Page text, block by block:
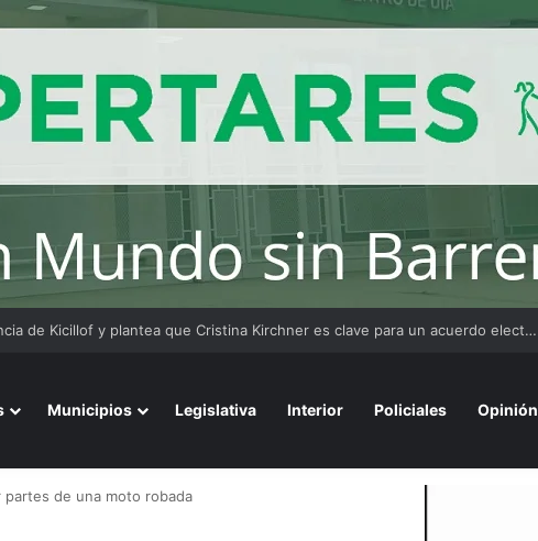
12 kilos de marihuana enviados en una encomienda a Resistencia
Municipios Legislativa Interior Policiales Opinión
de una moto robada